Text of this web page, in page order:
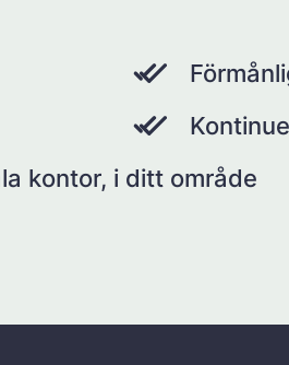
kontor, i ditt område